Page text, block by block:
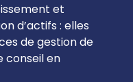
et
d’actifs : elles
de gestion de
conseil en